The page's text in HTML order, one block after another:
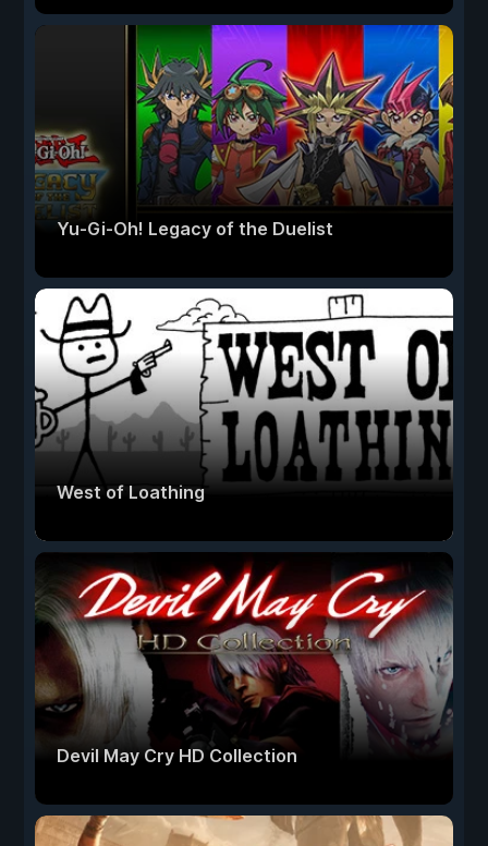
Yu-Gi-Oh! Legacy of the Duelist
West of Loathing
Devil May Cry HD Collection